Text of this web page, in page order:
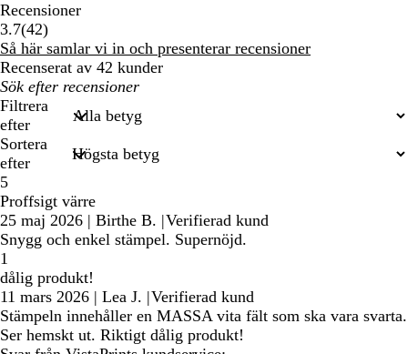
Recensioner
3.7(4242
recensioner
)
Så här samlar vi in och presenterar recensioner
Recenserat av 42 kunder
Mina
inmatade
sökningar
Filtrera
efter
Sortera
efter
5
Proffsigt värre
25 maj 2026 | Birthe B. |Verifierad kund
Snygg och enkel stämpel. Supernöjd.
1
dålig produkt!
11 mars 2026 | Lea J. |Verifierad kund
Stämpeln innehåller en MASSA vita fält som ska vara svarta.
Ser hemskt ut. Riktigt dålig produkt!